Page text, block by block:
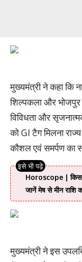
मुख्यमंत्री ने कहा कि
शिल्पकला और भोजपुर
विविधता और
को GI टैग मिलना
कौशल एवं समर्पण का
Horoscope | किस
जानें मेष से मीन राशि
मुख्यमंत्री ने इस